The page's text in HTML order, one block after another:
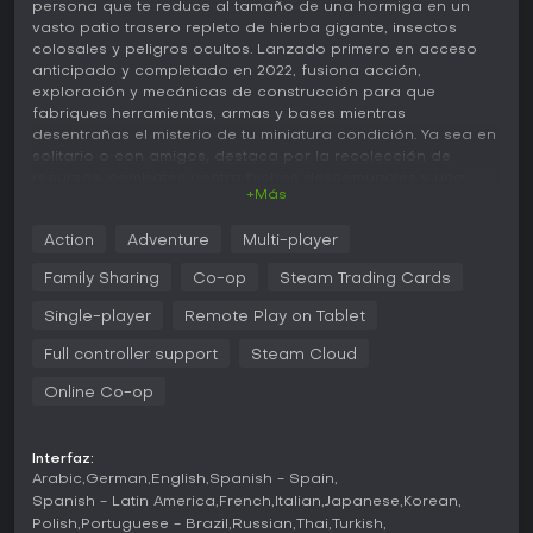
persona que te reduce al tamaño de una hormiga en un
vasto patio trasero repleto de hierba gigante, insectos
colosales y peligros ocultos. Lanzado primero en acceso
anticipado y completado en 2022, fusiona acción,
exploración y mecánicas de construcción para que
fabriques herramientas, armas y bases mientras
desentrañas el misterio de tu miniatura condición. Ya sea en
solitario o con amigos, destaca por la recolección de
supervivencia estratégica en un entorno dinámico.
Jugabilidad
En Grounded, el núcleo del juego gira en torno a la
trasero. Comienzas recolectando materiales básicos como
esenciales, y vas avanzando hacia equipo más sofisticado.
arañas y abejas, con armas como lanzas o arcos que
incursiones de criaturas.
La personalización enriquece la experiencia con sistemas
como Mutations, que otorgan bonos pasivos como más
+Más
Action Adventure Multi-player
Family Sharing Co-op Steam Trading Cards
Single-player Remote Play on Tablet
Full controller support Steam Cloud
Online Co-op
Interfaz:
Arabic German English Spanish - Spain
Spanish - Latin America French Italian Japanese Korean
Polish Portuguese - Brazil Russian Thai
Turkish